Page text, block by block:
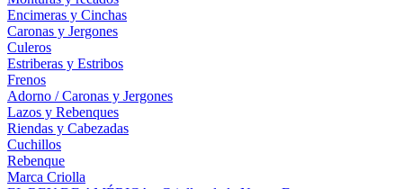
Encimeras y Cinchas
Caronas y Jergones
Culeros
Estriberas y Estribos
Frenos
Adorno / Caronas y Jergones
Lazos y Rebenques
Riendas y Cabezadas
Cuchillos
Rebenque
Marca Criolla